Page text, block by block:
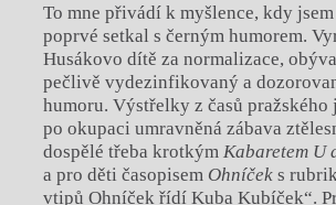
To mne přivádí k myšlence, kdy
poprvé setkal s černým humorem.
Husákovo dítě za normalizace,
pečlivě vydezinfikovaný a
humoru. Výstřelky z časů pražského
po okupaci umravněná zábava
dospělé třeba krotkým Kabaretem U
a pro děti časopisem Ohníčeks
vtipů Ohníček řídí Kuba Kubíček“.